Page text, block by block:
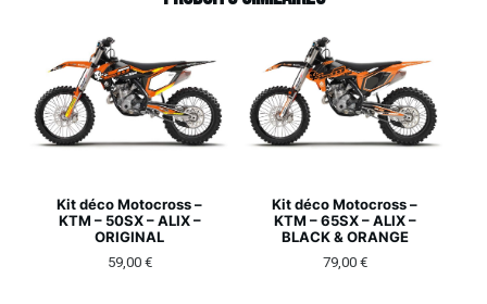
Kit déco Motocross –
KTM – 50SX – ALIX –
ORIGINAL
59,00 €
Kit déco Motocross –
KTM – 65SX – ALIX –
BLACK & ORANGE
79,00 €